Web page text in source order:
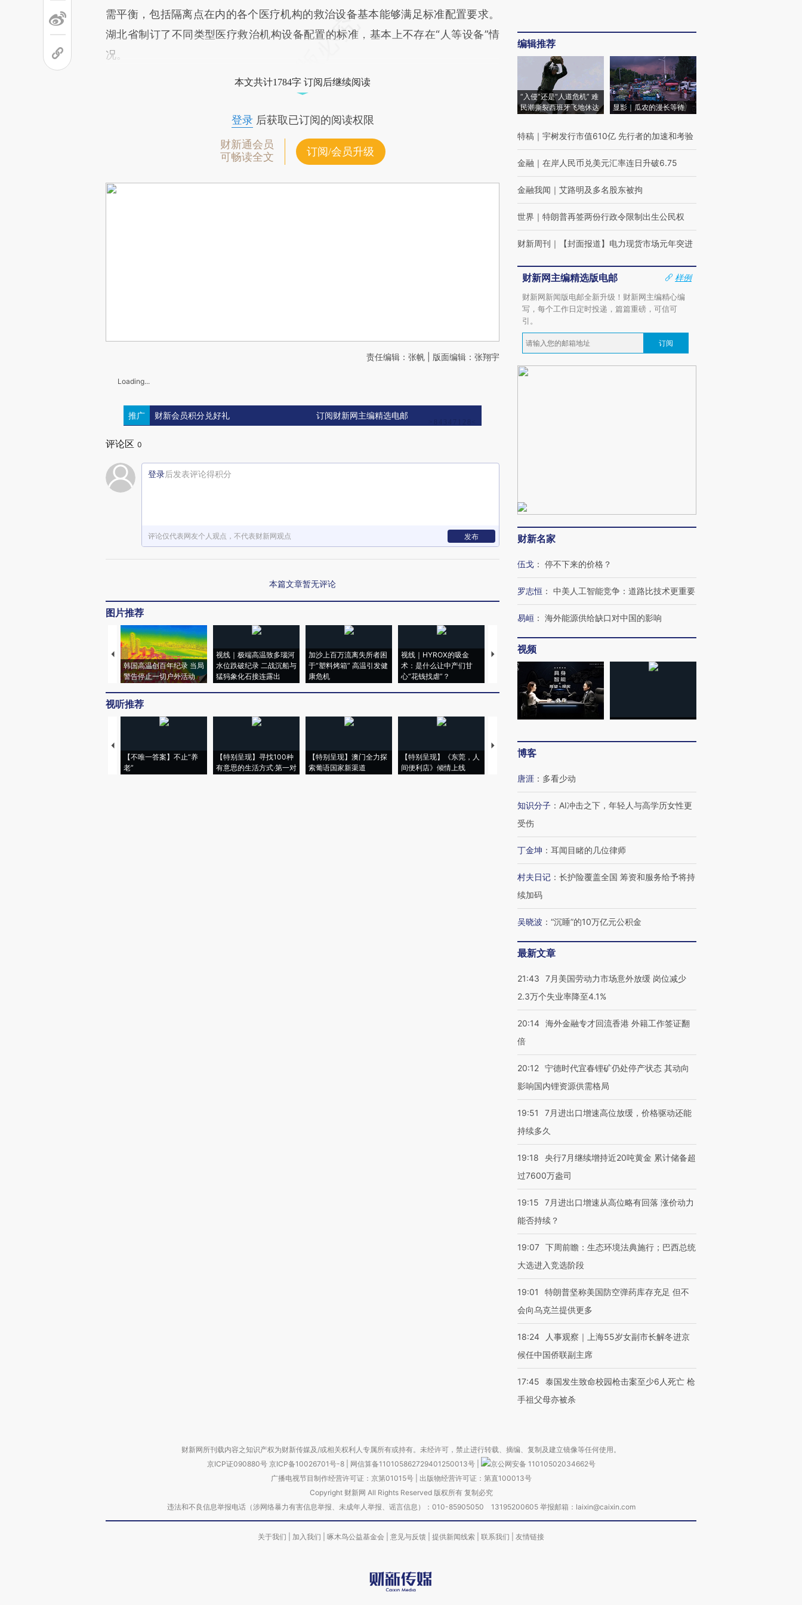
需平衡，包括隔离点在内的各个医疗机构的救治设备基本能够满足标准配置要求。
湖北省制订了不同类型医疗救治机构设备配置的标准，基本上不存在“人等设备”情
况。
本文共计1784字 订阅后继续阅读
登录后获取已订阅的阅读权限
财新通会员
可畅读全文
订阅/会员升级
责任编辑：张帆 | 版面编辑：张翔宇
Loading...
推广 财新会员积分兑好礼 订阅财新网主编精选电邮
评论区 0
登录后发表评论得积分
评论仅代表网友个人观点，不代表财新网观点 发布
本篇文章暂无评论
图片推荐
韩国高温创百年纪录 当局
警告停止一切户外活动
视线｜极端高温致多瑙河
水位跌破纪录 二战沉船与
猛犸象化石接连露出
加沙上百万流离失所者困
于“塑料烤箱” 高温引发健
康危机
视线｜HYROX的吸金
术：是什么让中产们甘
心“花钱找虐”？
马航飞行员跨国走私7万
粒摇头丸 尿检体内含3种
度Z世代 用街头抗争将教
视听推荐
【不唯一答案】不止“养
老”
【特别呈现】寻找100种
有意思的生活方式·第一对
【特别呈现】澳门全力探
索葡语国家新渠道
【特别呈现】《东莞，人
间便利店》倾情上线
【推广】走进第四届链博
会，让数智科技“链”接产
编辑推荐
“入侵”还是“人道危机” 难
民潮撕裂西班牙飞地休达
显影｜瓜农的漫长等待
特稿 ｜ 宇树发行市值610亿 先行者的加速和考验
金融 ｜ 在岸人民币兑美元汇率连日升破6.75
金融我闻 ｜ 艾路明及多名股东被拘
世界 ｜ 特朗普再签两份行政令限制出生公民权
财新周刊 ｜ 【封面报道】电力现货市场元年突进
财新网主编精选版电邮
样例
财新网新闻版电邮全新升级！财新网主编精心编
写，每个工作日定时投递，篇篇重磅，可信可
引。
订阅
财新名家
伍戈 ： 停不下来的价格？
罗志恒 ： 中美人工智能竞争：道路比技术更重要
易峘 ： 海外能源供给缺口对中国的影响
视频
博客
唐涯 ： 多看少动
知识分子 ： AI冲击之下，年轻人与高学历女性更
受伤
丁金坤 ： 耳闻目睹的几位律师
村夫日记 ： 长护险覆盖全国 筹资和服务给予将持
续加码
吴晓波 ： “沉睡”的10万亿元公积金
最新文章
21:43
7月美国劳动力市场意外放缓 岗位减少
2.3万个失业率降至4.1%
20:14 海外金融专才回流香港 外籍工作签证翻
倍
20:12 宁德时代宜春锂矿仍处停产状态 其动向
影响国内锂资源供需格局
19:51
7月进出口增速高位放缓，价格驱动还能
持续多久
19:18
央行7月继续增持近20吨黄金 累计储备超
过7600万盎司
19:15
7月进出口增速从高位略有回落 涨价动力
能否持续？
19:07 下周前瞻：生态环境法典施行；巴西总统
大选进入竞选阶段
19:01
特朗普坚称美国防空弹药库存充足 但不
会向乌克兰提供更多
18:24
人事观察｜上海55岁女副市长解冬进京
候任中国侨联副主席
17:45
泰国发生致命校园枪击案至少6人死亡 枪
手祖父母亦被杀
财新网所刊载内容之知识产权为财新传媒及/或相关权利人专属所有或持有。未经许可，禁止进行转载、摘编、复制及建立镜像等任何使用。
京ICP证090880号 京ICP备10026701号-8 网信算备110105862729401250013号
京公网安备 11010502034662号
广播电视节目制作经营许可证：京第01015号| 出版物经营许可证：第直100013号
Copyright 财新网 All Rights Reserved 版权所有 复制必究
违法和不良信息举报电话（涉网络暴力有害信息举报、未成年人举报、谣言信息）：010-85905050 13195200605 举报邮箱：laixin@caixin.com
关于我们 加入我们 啄木鸟公益基金会 意见与反馈 提供新闻线索 联系我们 友情链接